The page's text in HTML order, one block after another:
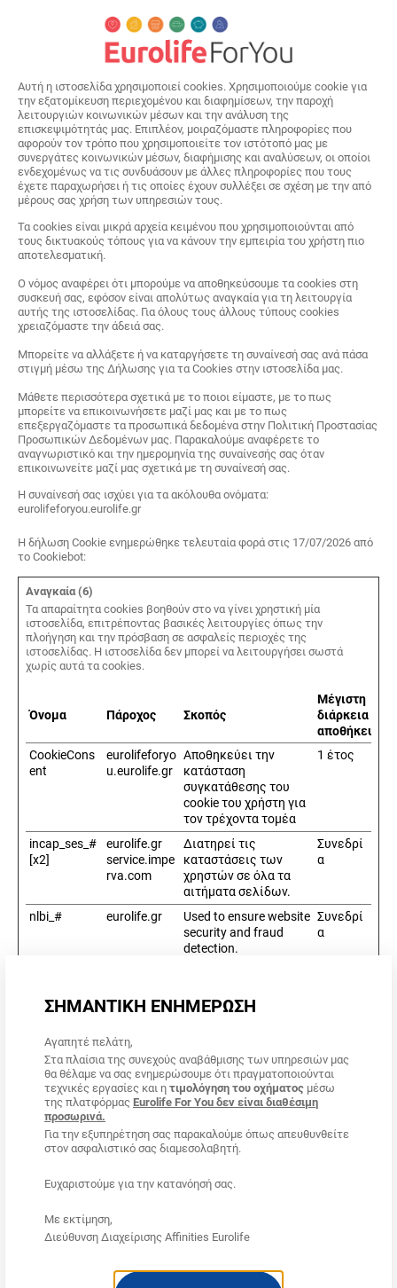
Αυτή η ιστοσελίδα χρησιμοποιεί cookies. Χρησιμοποιούμε cookie για
την εξατομίκευση περιεχομένου και διαφημίσεων, την παροχή
λειτουργιών κοινωνικών μέσων και την ανάλυση της
επισκεψιμότητάς μας. Επιπλέον, μοιραζόμαστε πληροφορίες που
αφορούν τον τρόπο που χρησιμοποιείτε τον ιστότοπό μας με
συνεργάτες κοινωνικών μέσων, διαφήμισης και αναλύσεων, οι οποίοι
ενδεχομένως να τις συνδυάσουν με άλλες πληροφορίες που τους
έχετε παραχωρήσει ή τις οποίες έχουν συλλέξει σε σχέση με την από
μέρους σας χρήση των υπηρεσιών τους.
Τα cookies είναι μικρά αρχεία κειμένου που χρησιμοποιούνται από
τους δικτυακούς τόπους για να κάνουν την εμπειρία του χρήστη πιο
αποτελεσματική.
Ο νόμος αναφέρει ότι μπορούμε να αποθηκεύσουμε τα cookies στη
συσκευή σας, εφόσον είναι απολύτως αναγκαία για τη λειτουργία
αυτής της ιστοσελίδας. Για όλους τους άλλους τύπους cookies
χρειαζόμαστε την άδειά σας.
Μπορείτε να αλλάξετε ή να καταργήσετε τη συναίνεσή σας ανά πάσα
στιγμή μέσω της Δήλωσης για τα Cookies στην ιστοσελίδα μας.
Μάθετε περισσότερα σχετικά με το ποιοι είμαστε, με το πως
μπορείτε να επικοινωνήσετε μαζί μας και με το πως
επεξεργαζόμαστε τα προσωπικά δεδομένα στην Πολιτική Προστασίας
Προσωπικών Δεδομένων μας. Παρακαλούμε αναφέρετε το
αναγνωριστικό και την ημερομηνία της συναίνεσής σας όταν
επικοινωνείτε μαζί μας σχετικά με τη συναίνεσή σας.
Η συναίνεσή σας ισχύει για τα ακόλουθα ονόματα:
eurolifeforyou.eurolife.gr
Η δήλωση Cookie ενημερώθηκε τελευταία φορά στις 17/07/2026 από
το Cookiebot:
Αναγκαία (6)
Τα απαραίτητα cookies βοηθούν στο να γίνει χρηστική μία
ιστοσελίδα, επιτρέποντας βασικές λειτουργίες όπως την
πλοήγηση και την πρόσβαση σε ασφαλείς περιοχές της
ιστοσελίδας. Η ιστοσελίδα δεν μπορεί να λειτουργήσει σωστά
χωρίς αυτά τα cookies.
Όνομα Πάροχος Σκοπός
Μέγιστη
διάρκεια
αποθήκευσης
CookieCons
ent
eurolifeforyo
u.eurolife.gr
Αποθηκεύει την
κατάσταση
συγκατάθεσης του
cookie του χρήστη για
τον τρέχοντα τομέα
1 έτος
incap_ses_#
[x2]
eurolife.gr
service.impe
rva.com
Διατηρεί τις
καταστάσεις των
χρηστών σε όλα τα
αιτήματα σελίδων.
Συνεδρί
α
nlbi_# eurolife.gr
Used to ensure website
security and fraud
detection.
Συνεδρί
α
rva.com
χρηστών σε όλα τα
Στατιστικά (4)
Τα Cookies στατιστικών βοηθούν τους ιδιοκτήτες ιστοχώρου να
κατανοήσουν πώς αλληλεπιδρούν οι επισκέπτες με τις σελίδες
συλλέγοντας και αναφέροντας πληροφορίες ανώνυμα.
generate statistical
uses the website.
ΣΗΜΑΝΤΙΚΗ ΕΝΗΜΕΡΩΣΗ
Αγαπητέ πελάτη,
Στα πλαίσια της συνεχούς αναβάθμισης των υπηρεσιών μας
θα θέλαμε να σας ενημερώσουμε ότι πραγματοποιούνται
τεχνικές εργασίες και η τιμολόγηση του οχήματος μέσω
της πλατφόρμας Eurolife For You δεν είναι διαθέσιμη
προσωρινά.
Για την εξυπηρέτηση σας παρακαλούμε όπως απευθυνθείτε
στον ασφαλιστικό σας διαμεσολαβητή.
Eυχαριστούμε για την κατανόησή σας.
Με εκτίμηση,
Διεύθυνση Διαχείρισης Affinities Eurolife